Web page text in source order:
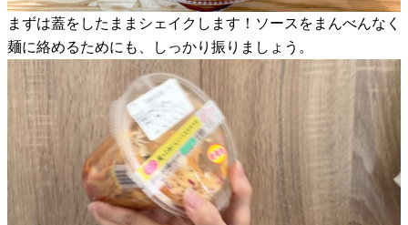
まずは蓋をしたままシェイクします！ソースをまんべんなく
麺に絡めるためにも、しっかり振りましょう。